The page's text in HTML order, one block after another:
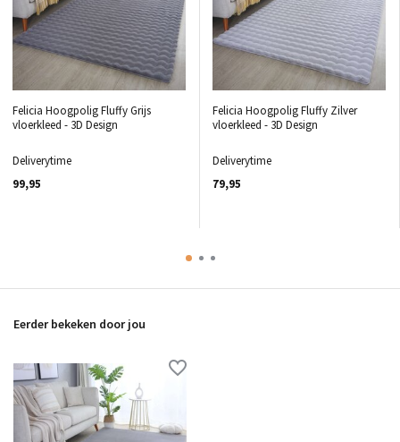
Felicia Hoogpolig Fluffy Grijs
vloerkleed - 3D Design
Deliverytime
99,95
Felicia Hoogpolig Fluffy Zilver
vloerkleed - 3D Design
Deliverytime
79,95
Eerder bekeken door jou